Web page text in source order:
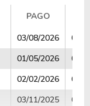
PAGO
PAGO
03/08/2026
01/05/2026
02/02/2026
03/11/2025